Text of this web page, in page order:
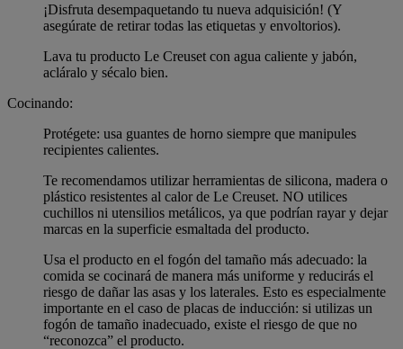
¡Disfruta desempaquetando tu nueva adquisición! (Y
asegúrate de retirar todas las etiquetas y envoltorios).
Lava tu producto Le Creuset con agua caliente y jabón,
acláralo y sécalo bien.
Cocinando:
Protégete: usa guantes de horno siempre que manipules
recipientes calientes.
Te recomendamos utilizar herramientas de silicona, madera o
plástico resistentes al calor de Le Creuset. NO utilices
cuchillos ni utensilios metálicos, ya que podrían rayar y dejar
marcas en la superficie esmaltada del producto.
Usa el producto en el fogón del tamaño más adecuado: la
comida se cocinará de manera más uniforme y reducirás el
riesgo de dañar las asas y los laterales. Esto es especialmente
importante en el caso de placas de inducción: si utilizas un
fogón de tamaño inadecuado, existe el riesgo de que no
“reconozca” el producto.